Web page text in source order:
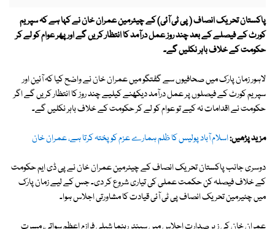
پاکستان تحریک انصاف ( پی ٹی آئی) کے چیئرمین عمران خان نے کہا ہے کہ سپریم
کورٹ کے فیصلے کے بعد چند روز عمل درآمد کا انتظار کریں گے اور پھر عوام کو لے کر
حکومت کے خلاف باہر نکلیں گے۔
لاہور زمان پارک میں صحافیوں سے گفتگو میں عمران خان نے واضح کیا کہ آئین اور
سپریم کورٹ کے فیصلوں پر عمل درآمد دیکھنے کیلیے چند روز کا انتظار کریں گے اگر
حکومت نے اقدامات نہ کیے تو عوام کو لے کر حکومت کے خلاف باہر نکلیں گے۔
مزید پڑھیں:اسلام آباد پولیس کا ظلم ہمارے عزم کو پختہ کرتا ہے، عمران خان
دوسری جانب پاکستان تحریک انصاف کے چیئرمین عمران خان نے پی ڈی ایم حکومت
کے خلاف فیصلہ کن حکمت عملی کی تیاری شروع کر دی۔ جس کے لیے زمان پارک
میں چئیرمین تحریک انصاف پی ٹی آئی قیادت کا مشاورتی اجلاس ہوا۔